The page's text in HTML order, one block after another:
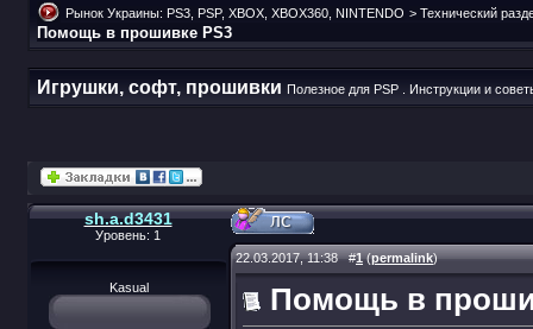
Рынок Украины: PS3, PSP, XBOX, XBOX360, NINTENDO > Технический
Помощь в прошивке PS3
Игрушки, софт, прошивки Полезное для PSP . Инструкции и
sh.a.d3431
Уровень: 1
Kasual
22.03.2017, 11:38#1(permalink)
Помощь в